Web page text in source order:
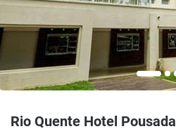
Rio Quente Hotel Pousada